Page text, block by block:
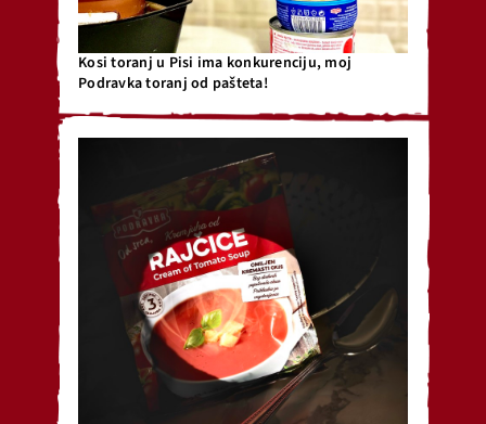
Kosi toranj u Pisi ima konkurenciju, moj
Podravka toranj od pašteta!